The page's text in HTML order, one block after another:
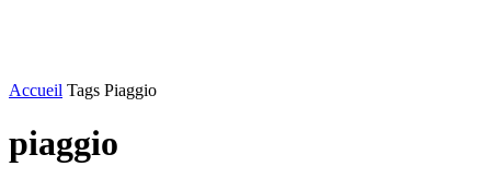
Accueil Tags Piaggio
piaggio